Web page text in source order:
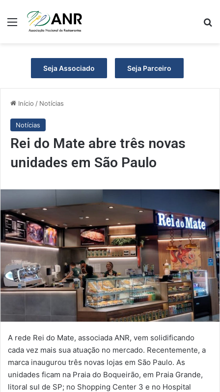
Menu
Seja Associado Seja Parceiro
Início / Notícias
Notícias
Rei do Mate abre três novas
unidades em São Paulo
A rede Rei do Mate, associada ANR, vem solidificando
cada vez mais sua atuação no mercado. Recentemente, a
marca inaugurou três novas lojas em São Paulo. As
unidades ficam na Praia do Boqueirão, em Praia Grande,
litoral sul de SP; no Shopping Center 3 e no Hospital